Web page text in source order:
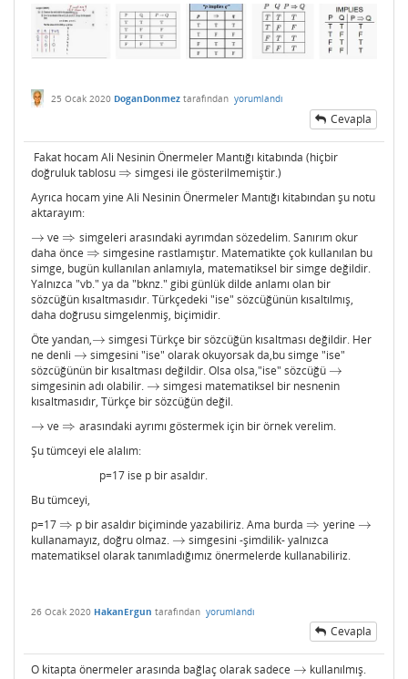
25 Ocak 2020 DoganDonmez tarafından yorumlandı
Cevapla
Fakat hocam Ali Nesinin Önermeler Mantığı kitabında (hiçbir
doğruluk tablosu ⇒
⇒ simgesi ile gösterilmemiştir.)
Ayrıca hocam yine Ali Nesinin Önermeler Mantığı kitabından şu notu
aktarayım:
→
→ ve ⇒
⇒ simgeleri arasındaki ayrımdan sözedelim. Sanırım okur
daha önce ⇒
⇒ simgesine rastlamıştır. Matematikte çok kullanılan bu
simge, bugün kullanılan anlamıyla, matematiksel bir simge değildir.
Yalnızca "vb." ya da "bknz." gibi günlük dilde anlamı olan bir
sözcüğün kısaltmasıdır. Türkçedeki "ise" sözcüğünün kısaltılmış,
daha doğrusu simgelenmiş, biçimidir.
Öte yandan,→
→ simgesi Türkçe bir sözcüğün kısaltması değildir. Her
ne denli →
→ simgesini "ise" olarak okuyorsak da,bu simge "ise"
sözcüğünün bir kısaltması değildir. Olsa olsa,"ise" sözcüğü →
→
simgesinin adı olabilir. →
→ simgesi matematiksel bir nesnenin
kısaltmasıdır, Türkçe bir sözcüğün değil.
→
→ ve ⇒
⇒ arasındaki ayrımı göstermek için bir örnek verelim.
Şu tümceyi ele alalım:
p=17 ise p bir asaldır.
Bu tümceyi,
p=17 ⇒
⇒ p bir asaldır biçiminde yazabiliriz. Ama burda ⇒
⇒ yerine →
→
kullanamayız, doğru olmaz. →
→ simgesini -şimdilik- yalnızca
matematiksel olarak tanımladığımız önermelerde kullanabiliriz.
26 Ocak 2020 HakanErgun tarafından yorumlandı
Cevapla
O kitapta önermeler arasında bağlaç olarak sadece →
→ kullanılmış.